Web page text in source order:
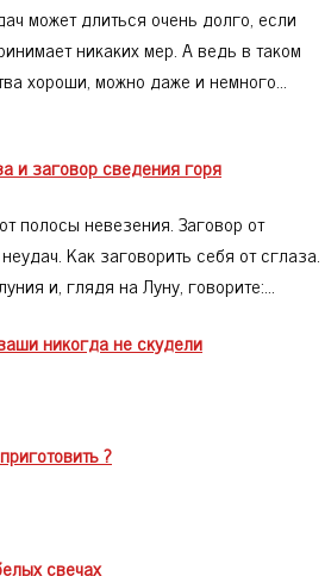
может длиться очень долго, если
никаких мер. А ведь в таком
хороши, можно даже и немного…
и заговор сведения горя
полосы невезения. Заговор от
Как заговорить себя от сглаза.
и, глядя на Луну, говорите:…
никогда не скудели
?
свечах